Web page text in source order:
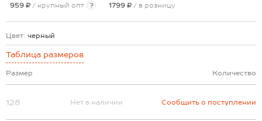
959 ₽ / крупный опт ? 1799 ₽ / в розницу
Цвет: черный
Таблица размеров
Размер Количество
128 Нет в наличии Сообщить о поступлении